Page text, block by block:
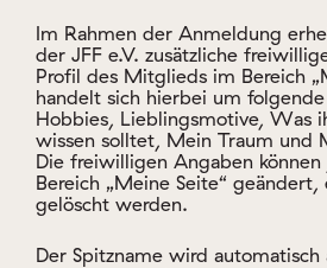
Im Rahmen der Anmeldung
der JFF e.V. zusätzliche
Profil des Mitglieds im Bereich
handelt sich hierbei um
Hobbies, Lieblingsmotive,
wissen solltet, Mein Traum und
Die freiwilligen Angaben
Bereich „Meine Seite“
gelöscht werden.
Der Spitzname wird automatisch
Stellen innerhalb des knipsclub
aktuell eingeloggter
eingeloggte Mitglieder
Anmeldung zum knipsclub
Angaben werden
Bereich „Meine Seite“
allerdings nicht automatisch
daher erst von anderen
abgerufen (also gelesen)
entsprechende Freischaltung
geschulte Redaktion im